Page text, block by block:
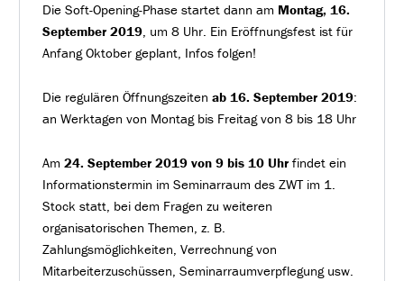
Die Soft-Opening-Phase startet dann am Montag, 16.
September 2019, um 8 Uhr. Ein Eröffnungsfest ist für
Anfang Oktober geplant, Infos folgen!
Die regulären Öffnungszeiten ab 16. September 2019:
an Werktagen von Montag bis Freitag von 8 bis 18 Uhr
Am 24. September 2019 von 9 bis 10 Uhr findet ein
Informationstermin im Seminarraum des ZWT im 1.
Stock statt, bei dem Fragen zu weiteren
organisatorischen Themen, z. B.
Zahlungsmöglichkeiten, Verrechnung von
Mitarbeiterzuschüssen, Seminarraumverpflegung usw.